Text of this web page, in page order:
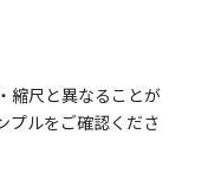
縮尺と異なることが
プルをご確認くださ